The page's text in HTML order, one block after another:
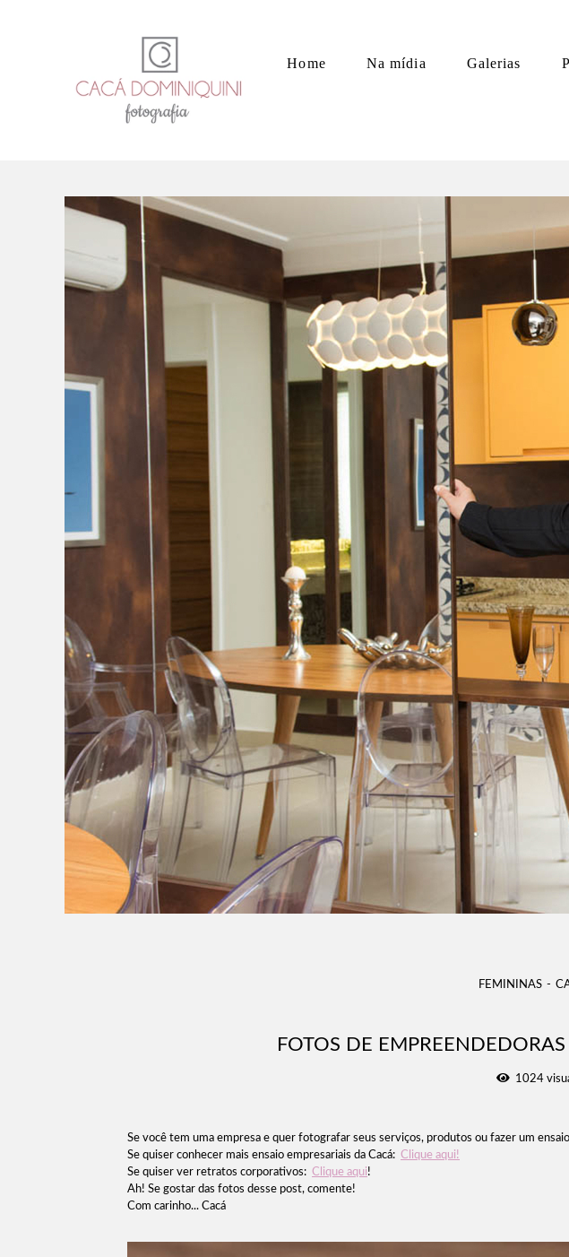
Home Na mídia Galerias
FEMININAS
FOTOS DE
1024
Se você tem uma empresa e quer fotografar seus serviços, produtos ou fazer um
Se quiser conhecer mais ensaio empresariais da Cacá: Clique aqui!
Se quiser ver retratos corporativos: Clique aqui!
Ah! Se gostar das fotos desse post, comente!
Com carinho... Cacá